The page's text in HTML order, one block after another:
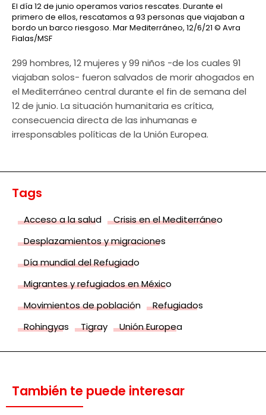
El día 12 de junio operamos varios rescates. Durante el
primero de ellos, rescatamos a 93 personas que viajaban a
bordo un barco riesgoso. Mar Mediterráneo, 12/6/21 © Avra
Fialas/MSF
299 hombres, 12 mujeres y 99 niños -de los cuales 91
viajaban solos- fueron salvados de morir ahogados en
el Mediterráneo central durante el fin de semana del
12 de junio. La situación humanitaria es crítica,
consecuencia directa de las inhumanas e
irresponsables políticas de la Unión Europea.
Tags
Acceso a la salud
Crisis en el Mediterráneo
Desplazamientos y migraciones
Día mundial del Refugiado
Migrantes y refugiados en México
Movimientos de población
Refugiados
Rohingyas
Tigray Unión Europea
También te puede interesar